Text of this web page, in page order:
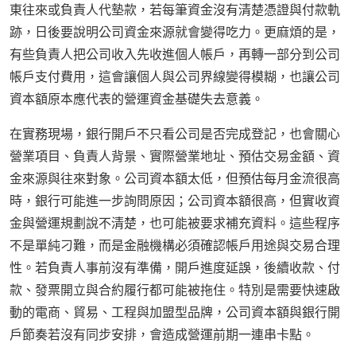
東往來或負責人代墊款，若每筆資金沒有清楚憑證與付款軌
跡，日後要說明公司資金來源就會變得吃力。更麻煩的是，
有些負責人把公司收入先收進個人帳戶，再轉一部分到公司
帳戶支付費用，這會讓個人與公司界線變得模糊，也讓公司
資本額原本應代表的營運資金基礎失去意義。
在實務現場，銀行開戶不只看公司是否完成登記，也會關心
營業項目、負責人背景、實際營業地址、預估交易金額、資
金來源與往來對象。公司資本額太低，但預估每月金流很高
時，銀行可能進一步詢問原因；公司資本額很高，但實收資
金與營運規劃說不清楚，也可能被要求補充資料。這些程序
不是單純刁難，而是金融機構必須確認帳戶用途與交易合理
性。若負責人事前沒有準備，開戶進度延誤，後續收款、付
款、發票開立與合約履行都可能被拖住。特別是需要快速啟
動的電商、貿易、工程與加盟型品牌，公司資本額與銀行開
戶節奏若沒有同步安排，會造成營運前期一連串卡點。